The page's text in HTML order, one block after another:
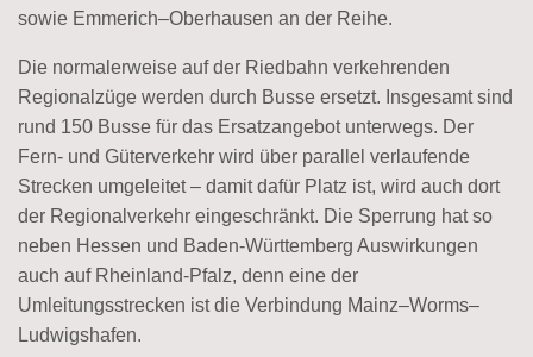
sowie Emmerich–Oberhausen an der Reihe.
Die normalerweise auf der Riedbahn verkehrenden
Regionalzüge werden durch Busse ersetzt. Insgesamt sind
rund 150 Busse für das Ersatzangebot unterwegs. Der
Fern- und Güterverkehr wird über parallel verlaufende
Strecken umgeleitet – damit dafür Platz ist, wird auch dort
der Regionalverkehr eingeschränkt. Die Sperrung hat so
neben Hessen und Baden-Württemberg Auswirkungen
auch auf Rheinland-Pfalz, denn eine der
Umleitungsstrecken ist die Verbindung Mainz–Worms–
Ludwigshafen.